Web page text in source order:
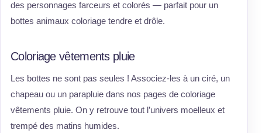
des personnages farceurs et colorés — parfait pour un
bottes animaux coloriage tendre et drôle.
Coloriage vêtements pluie
Les bottes ne sont pas seules ! Associez-les à un ciré, un
chapeau ou un parapluie dans nos pages de coloriage
vêtements pluie. On y retrouve tout l’univers moelleux et
trempé des matins humides.